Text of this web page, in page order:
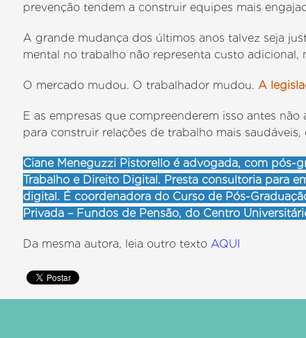
prevenção tendem a construir equipes mais
A grande mudança dos últimos anos talvez seja
mental no trabalho não representa custo adicional,
O mercado mudou. O trabalhador mudou.A
E as empresas que compreenderem isso antes
para construir relações de trabalho mais saudáveis,
Ciane Meneguzzi Pistorello é advogada, com pós-
Trabalho e Direito Digital. Presta consultoria para
digital. É coordenadora do Curso de Pós-
Privada – Fundos de Pensão, do Centro
Da mesma autora, leia outro textoAQUI